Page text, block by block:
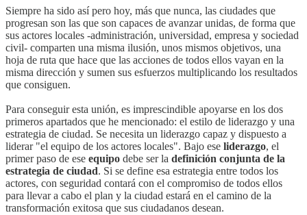
Siempre ha sido así pero hoy, más que nunca, las ciudades que
progresan son las que son capaces de avanzar unidas, de forma que
sus actores locales -administración, universidad, empresa y sociedad
civil- comparten una misma ilusión, unos mismos objetivos, una
hoja de ruta que hace que las acciones de todos ellos vayan en la
misma dirección y sumen sus esfuerzos multiplicando los resultados
que consiguen.
Para conseguir esta unión, es imprescindible apoyarse en los dos
primeros apartados que he mencionado: el estilo de liderazgo y una
estrategia de ciudad. Se necesita un liderazgo capaz y dispuesto a
liderar "el equipo de los actores locales". Bajo ese liderazgo, el
primer paso de ese equipo debe ser la definición conjunta de la
estrategia de ciudad. Si se define esa estrategia entre todos los
actores, con seguridad contará con el compromiso de todos ellos
para llevar a cabo el plan y la ciudad estará en el camino de la
transformación exitosa que sus ciudadanos desean.